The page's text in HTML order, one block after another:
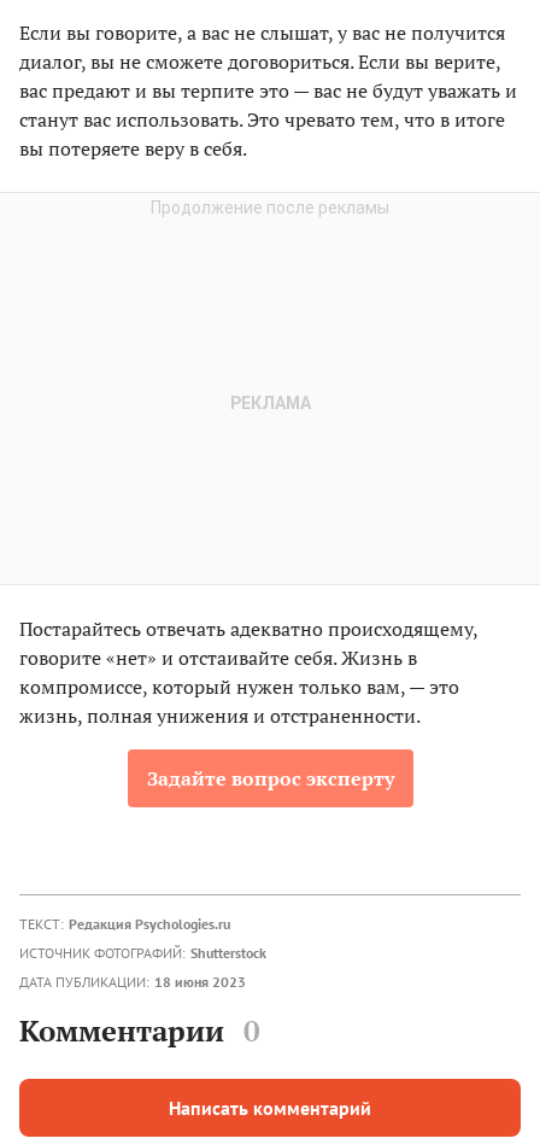
Если вы говорите, а вас не слышат, у вас не получится
диалог, вы не сможете договориться. Если вы верите,
вас предают и вы терпите это — вас не будут уважать и
станут вас использовать. Это чревато тем, что в итоге
вы потеряете веру в себя.
Постарайтесь отвечать адекватно происходящему,
говорите «нет» и отстаивайте себя. Жизнь в
компромиссе, который нужен только вам, — это
жизнь, полная унижения и отстраненности.
Задайте вопрос эксперту
ТЕКСТ: Редакция Psychologies.ru
ИСТОЧНИК ФОТОГРАФИЙ: Shutterstock
ДАТА ПУБЛИКАЦИИ: 18 июня 2023
Комментарии 0
Написать комментарий